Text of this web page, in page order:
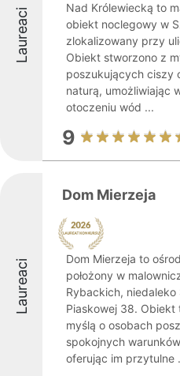
Laureaci
Nad Królewiecką to
obiekt noclegowy w
zlokalizowany przy
Obiekt stworzono z
poszukujących ciszy
naturą, umożliwiając
otoczeniu wód ...
9
Laureaci
Dom Mierzeja
Dom Mierzeja to
położony w
Rybackich,
Piaskowej 38. Obiekt
myślą o osobach
spokojnych
oferując im przytulne